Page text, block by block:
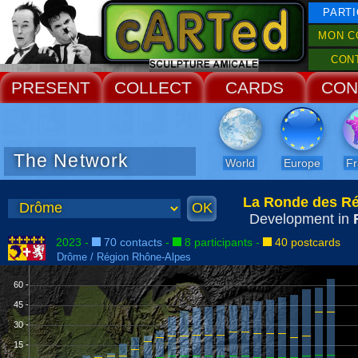
MON
PRESENT COLLECT CARDS
La Ronde des
Development in
2023 - 70 contacts - 8 participants - 40 postcards
Drôme / Région Rhône-Alpes
60 -
45 -
30 -
15 -
The Network World Europe